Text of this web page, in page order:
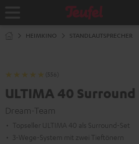
Startseite
HEIMKINO STANDLAUTSPRECHER
(556)
ULTIMA 40 Surround
Dream-Team
Topseller ULTIMA 40 als Surround-Set
3-Wege-System mit zwei Tieftönern